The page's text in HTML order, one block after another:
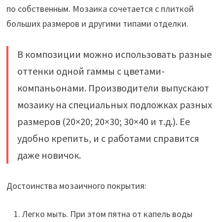
по собственным. Мозаика сочетается с плиткой
больших размеров и другими типами отделки.
В композиции можно использовать разные
оттенки одной гаммы с цветами-
компаньонами. Производители выпускают
мозаику на специальных подложках разных
размеров (20×20; 20×30; 30×40 и т.д.). Ее
удобно крепить, и с работами справится
даже новичок.
Достоинства мозаичного покрытия:
Легко мыть. При этом пятна от капель воды